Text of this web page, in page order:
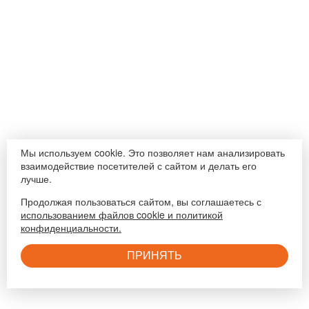
Мы используем cookie. Это позволяет нам анализировать
взаимодействие посетителей с сайтом и делать его
лучше.
Продолжая пользоваться сайтом, вы соглашаетесь с
использованием файлов cookie и политикой
конфиденциальности.
ПРИНЯТЬ